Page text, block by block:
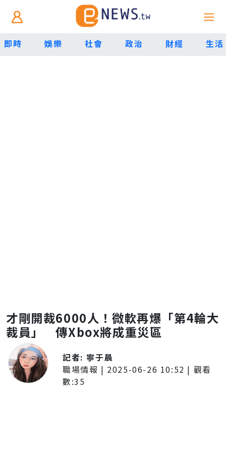
即時 娛樂 社會 政治 財經 生活
才剛開裁6000人！微軟再爆「第4輪大
裁員」 傳Xbox將成重災區
記者: 寧于晨
職場情報 | 2025-06-26 10:52 | 觀看
數:35